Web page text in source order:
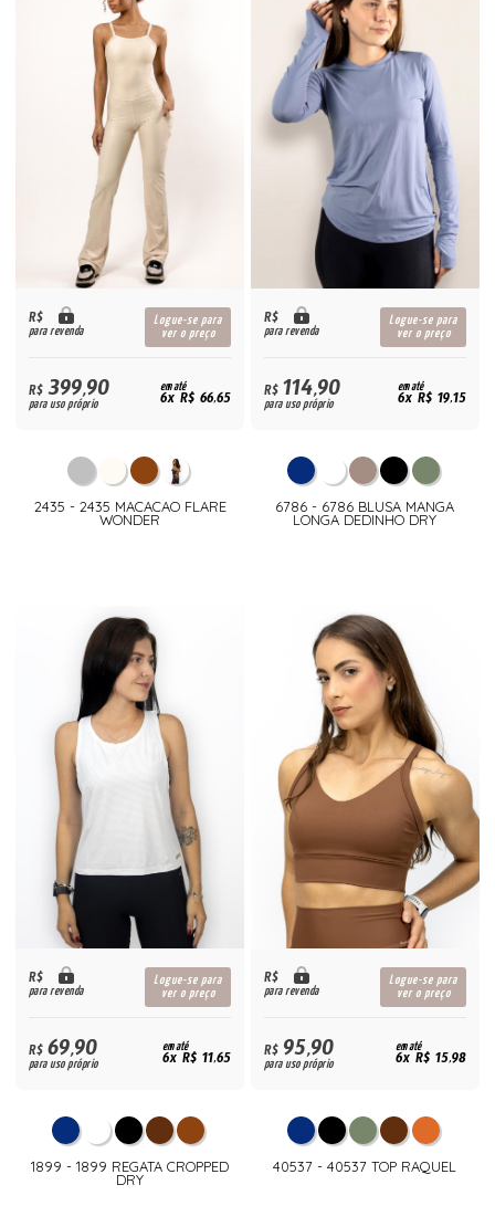
R$
para revenda
Logue-se para
ver o preço
R$399,90
para uso próprio
em até
6x R$ 66,65
2435 - 2435 MACACAO FLARE
WONDER
R$
para revenda
Logue-se para
ver o preço
R$114,90
para uso próprio
em até
6x R$ 19,15
6786 - 6786 BLUSA MANGA
LONGA DEDINHO DRY
R$
para revenda
Logue-se para
ver o preço
R$69,90
para uso próprio
em até
6x R$ 11,65
1899 - 1899 REGATA CROPPED
DRY
R$
para revenda
Logue-se para
ver o preço
R$95,90
para uso próprio
em até
6x R$ 15,98
40537 - 40537 TOP RAQUEL